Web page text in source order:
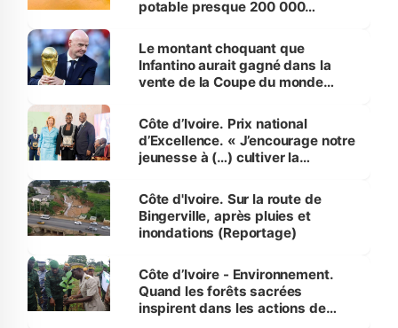
potable presque 200 000
Le montant choquant que
Infantino aurait gagné dans la
vente de la Coupe du monde
Côte d’Ivoire. Prix national
d’Excellence. « J’encourage notre
jeunesse à (…) cultiver la
(Alassane Ouattara
Côte d'Ivoire. Sur la route de
Bingerville, après pluies et
inondations (Reportage)
Côte d’Ivoire - Environnement.
Quand les forêts sacrées
inspirent dans les actions de